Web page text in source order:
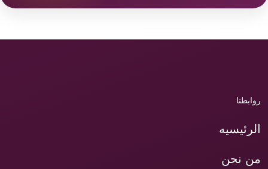
روابطنا
الرئيسيه
من نحن